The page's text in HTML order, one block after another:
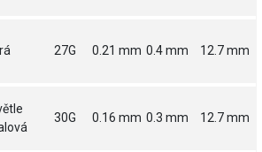
27G 0.21 mm 0.4 mm 12.7 mm
30G 0.16 mm 0.3 mm 12.7 mm